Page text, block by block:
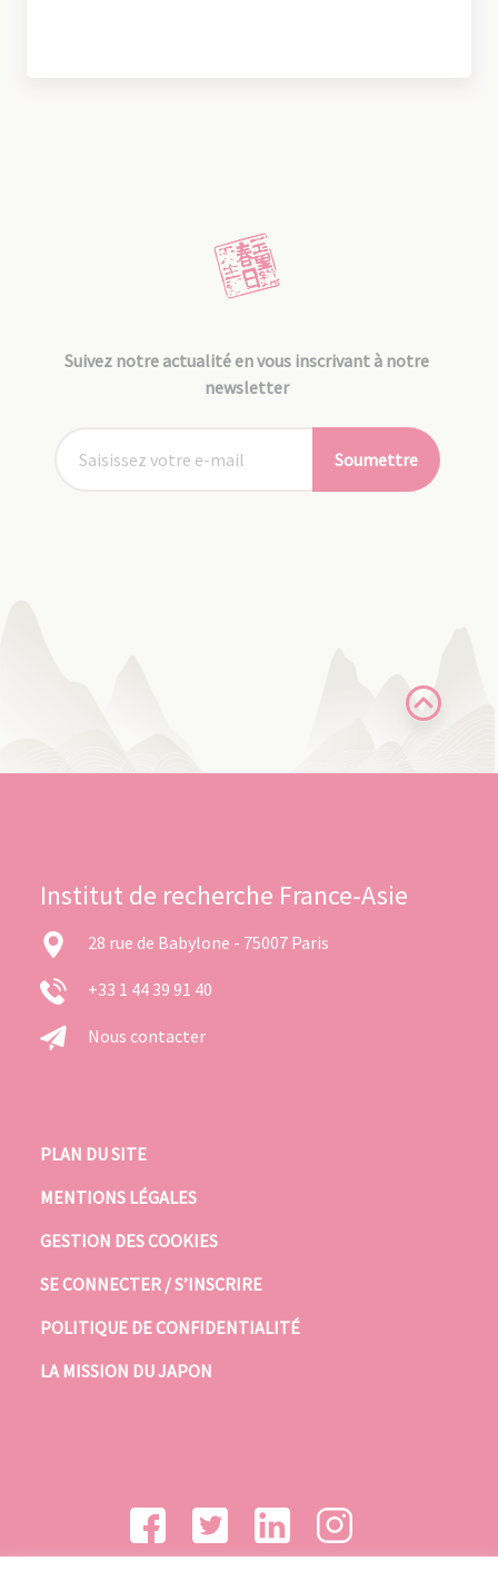
Suivez notre actualité en vous inscrivant à notre
newsletter
Soumettre
Institut de recherche France-Asie
28 rue de Babylone - 75007 Paris
+33 1 44 39 91 40
Nous contacter
PLAN DU SITE
MENTIONS LÉGALES
GESTION DES COOKIES
SE CONNECTER / S’INSCRIRE
POLITIQUE DE CONFIDENTIALITÉ
LA MISSION DU JAPON